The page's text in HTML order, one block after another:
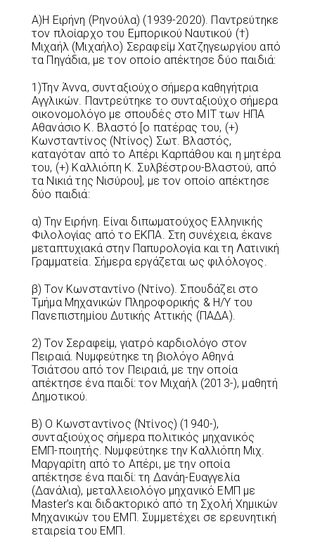
Α)Η Ειρήνη (Ρηνούλα) (1939-2020). Παντρεύτηκε
τον πλοίαρχο του Εμπορικού Ναυτικού (†)
Μιχαήλ (Μιχαήλο) Σεραφείμ Χατζηγεωργίου από
τα Πηγάδια, με τον οποίο απέκτησε δύο παιδιά:
1)Την Άννα, συνταξιούχο σήμερα καθηγήτρια
Αγγλικών. Παντρεύτηκε το συνταξιούχο σήμερα
οικονομολόγο με σπουδές στο MIT των ΗΠΑ
Αθανάσιο Κ. Βλαστό [ο πατέρας του, (+)
Κωνσταντίνος (Ντίνος) Σωτ. Βλαστός,
καταγόταν από το Απέρι Καρπάθου και η μητέρα
του, (+) Καλλιόπη Κ. Συλβέστρου-Βλαστού, από
τα Νικιά της Νισύρου], με τον οποίο απέκτησε
δύο παιδιά:
α) Την Ειρήνη. Είναι διπωματούχος Ελληνικής
Φιλολογίας από το ΕΚΠΑ. Στη συνέχεια, έκανε
μεταπτυχιακά στην Παπυρολογία και τη Λατινική
Γραμματεία. Σήμερα εργάζεται ως φιλόλογος.
β) Τον Κωνσταντίνο (Ντίνο). Σπουδάζει στο
Τμήμα Μηχανικών Πληροφορικής & Η/Υ του
Πανεπιστημίου Δυτικής Αττικής (ΠΑΔΑ).
2) Τον Σεραφείμ, γιατρό καρδιολόγο στον
Πειραιά. Νυμφεύτηκε τη βιολόγο Αθηνά
Τσιάτσου από τον Πειραιά, με την οποία
απέκτησε ένα παιδί: τον Μιχαήλ (2013-), μαθητή
Δημοτικού.
Β) Ο Κωνσταντίνος (Ντίνος) (1940-),
συνταξιούχος σήμερα πολιτικός μηχανικός
ΕΜΠ-ποιητής. Νυμφεύτηκε την Καλλιόπη Μιχ.
Μαργαρίτη από το Απέρι, με την οποία
απέκτησε ένα παιδί: τη Δανάη-Ευαγγελία
(Δανάλια), μεταλλειολόγο μηχανικό ΕΜΠ με
Master’s και διδακτορικό από τη Σχολή Χημικών
Μηχανικών του ΕΜΠ. Συμμετέχει σε ερευνητική
εταιρεία του ΕΜΠ.